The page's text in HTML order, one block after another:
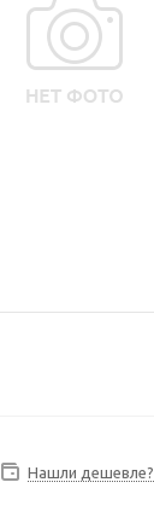
Нашли дешевле?